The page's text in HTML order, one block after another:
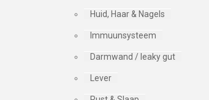
Huid, Haar & Nagels
Immuunsysteem
Darmwand / leaky gut
Lever